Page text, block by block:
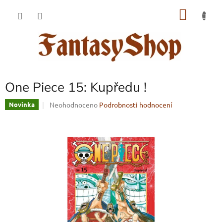
One Piece 15: Kupředu !
Novinka
Průměrné
hvězdiček.
Neohodnoceno Podrobnosti hodnocení